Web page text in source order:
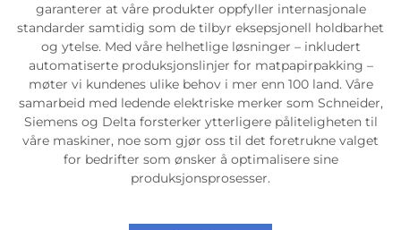
garanterer at våre produkter oppfyller internasjonale
standarder samtidig som de tilbyr eksepsjonell holdbarhet
og ytelse. Med våre helhetlige løsninger – inkludert
automatiserte produksjonslinjer for matpapirpakking –
møter vi kundenes ulike behov i mer enn 100 land. Våre
samarbeid med ledende elektriske merker som Schneider,
Siemens og Delta forsterker ytterligere påliteligheten til
våre maskiner, noe som gjør oss til det foretrukne valget
for bedrifter som ønsker å optimalisere sine
produksjonsprosesser.